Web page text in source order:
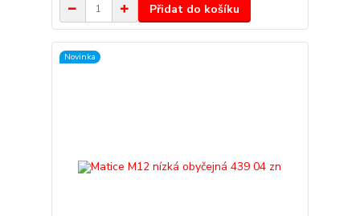
Přidat do košíku
Novinka